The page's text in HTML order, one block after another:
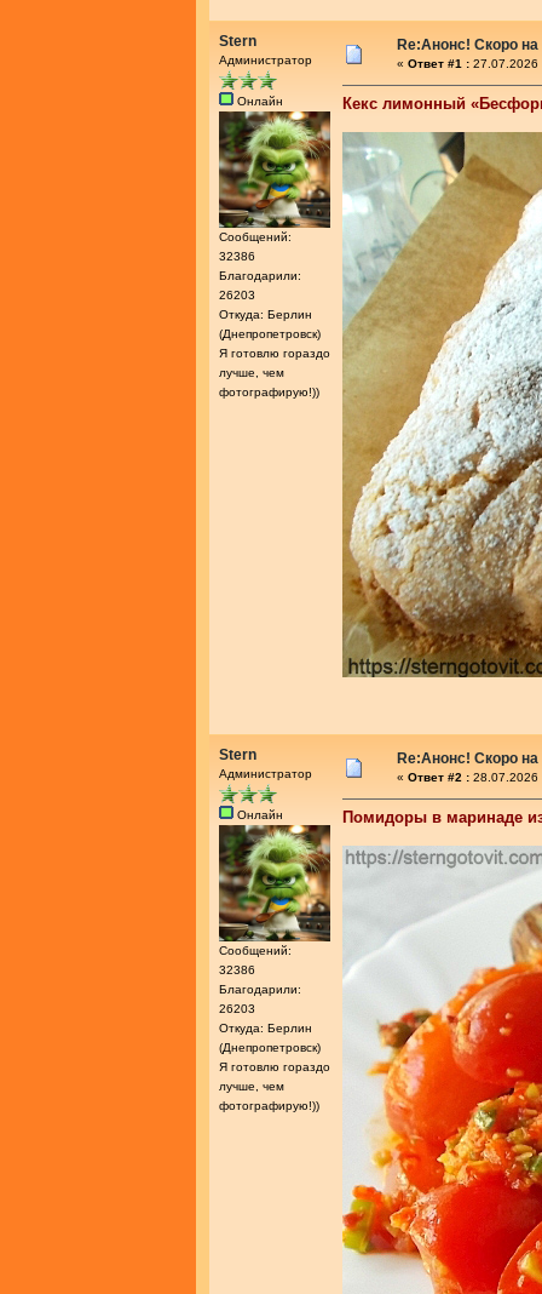
Stern
Администратор
Онлайн
Сообщений:
32386
Благодарили:
26203
Откуда: Берлин
(Днепропетровск)
Я готовлю гораздо
лучше, чем
фотографирую!))
Re:Анонс! Скоро
« Ответ #1 : 27.07.2026
Кекс лимонный
Stern
Администратор
Онлайн
Сообщений:
32386
Благодарили:
26203
Откуда: Берлин
(Днепропетровск)
Я готовлю гораздо
лучше, чем
фотографирую!))
Re:Анонс! Скоро
« Ответ #2 : 28.07.2026
Помидоры в маринаде